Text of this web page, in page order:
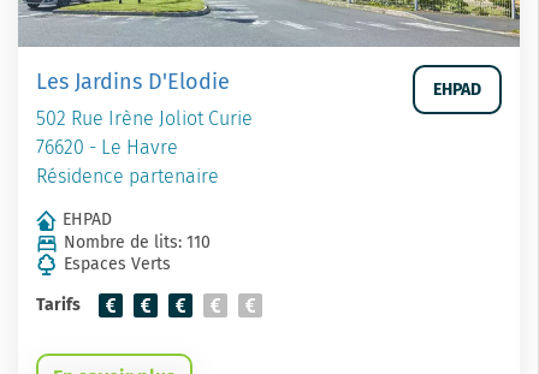
Les Jardins D'Elodie
502 Rue Irène Joliot Curie
76620 - Le Havre
Résidence partenaire
EHPAD
EHPAD
Nombre de lits: 110
Espaces Verts
Tarifs